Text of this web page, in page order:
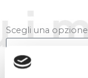
Scegli una opzione